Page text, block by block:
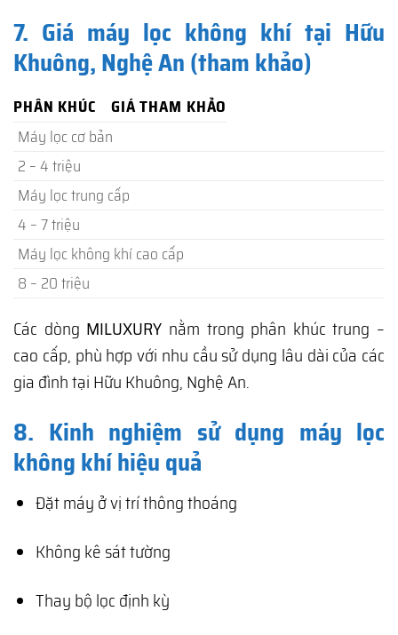
7. Giá máy lọc không khí tại Hữu
Khuông, Nghệ An (tham khảo)
PHÂN KHÚC
GIÁ THAM KHẢO
Máy lọc cơ bản
2 – 4 triệu
Máy lọc trung cấp
4 – 7 triệu
Máy lọc không khí cao cấp
8 – 20 triệu
Các dòng MILUXURY nằm trong phân khúc trung –
cao cấp, phù hợp với nhu cầu sử dụng lâu dài của các
gia đình tại Hữu Khuông, Nghệ An.
8. Kinh nghiệm sử dụng máy lọc
không khí hiệu quả
Đặt máy ở vị trí thông thoáng
Không kê sát tường
Thay bộ lọc định kỳ